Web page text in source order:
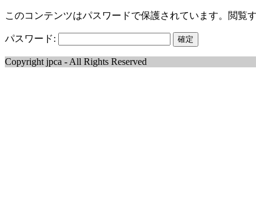
このコンテンツはパスワードで保護されています。閲覧
パスワード:
Copyright jpca - All Rights Reserved